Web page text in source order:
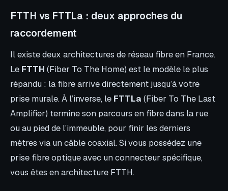
FTTH vs FTTLa : deux approches du
raccordement
Il existe deux architectures de réseau fibre en France.
Le FTTH (Fiber To The Home) est le modèle le plus
répandu : la fibre arrive directement jusqu’à votre
prise murale. À l’inverse, le FTTLa (Fiber To The Last
Amplifier) termine son parcours en fibre dans la rue
ou au pied de l’immeuble, pour finir les derniers
mètres via un câble coaxial. Si vous possédez une
prise fibre optique avec un connecteur spécifique,
vous êtes en architecture FTTH.